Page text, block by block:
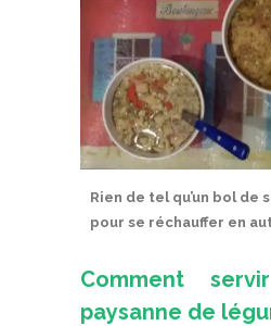
Rien de tel qu’un bol de
pour se réchauffer en
Comment
paysanne de